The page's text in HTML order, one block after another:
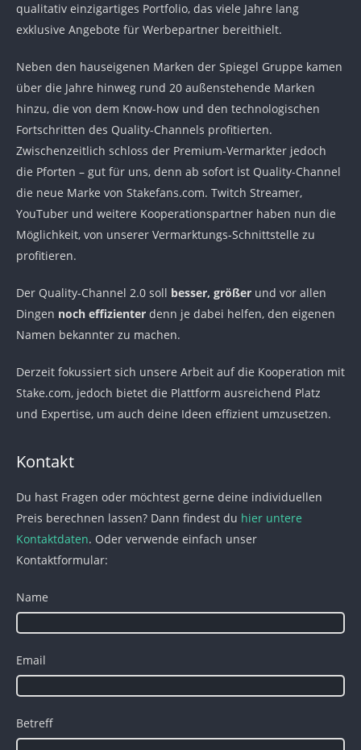
qualitativ einzigartiges Portfolio, das viele Jahre lang
exklusive Angebote für Werbepartner bereithielt.
Neben den hauseigenen Marken der Spiegel Gruppe kamen
über die Jahre hinweg rund 20 außenstehende Marken
hinzu, die von dem Know-how und den technologischen
Fortschritten des Quality-Channels profitierten.
Zwischenzeitlich schloss der Premium-Vermarkter jedoch
die Pforten – gut für uns, denn ab sofort ist Quality-Channel
die neue Marke von Stakefans.com. Twitch Streamer,
YouTuber und weitere Kooperationspartner haben nun die
Möglichkeit, von unserer Vermarktungs-Schnittstelle zu
profitieren.
Der Quality-Channel 2.0 soll besser, größer und vor allen
Dingen noch effizienter denn je dabei helfen, den eigenen
Namen bekannter zu machen.
Derzeit fokussiert sich unsere Arbeit auf die Kooperation mit
Stake.com, jedoch bietet die Plattform ausreichend Platz
und Expertise, um auch deine Ideen effizient umzusetzen.
Kontakt
Du hast Fragen oder möchtest gerne deine individuellen
Preis berechnen lassen? Dann findest du hier untere
Kontaktdaten. Oder verwende einfach unser
Kontaktformular:
Name
Email
Betreff